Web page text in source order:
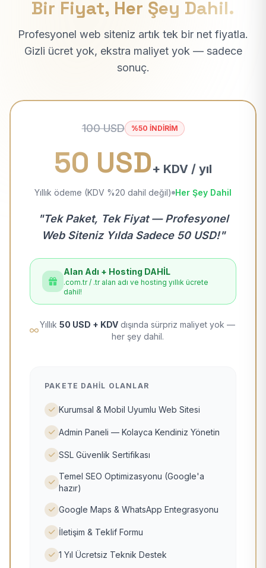
Bir Fiyat, Her Şey Dahil.
Profesyonel web siteniz artık tek bir net fiyatla.
Gizli ücret yok, ekstra maliyet yok — sadece
sonuç.
100 USD %50 İNDİRİM
50 USD+ KDV / yıl
Yıllık ödeme (KDV %20 dahil değil) Her Şey Dahil
"Tek Paket, Tek Fiyat — Profesyonel
Web Siteniz Yılda Sadece 50 USD!"
Alan Adı + Hosting DAHİL
.com.tr / .tr alan adı ve hosting yıllık ücrete
dahil!
Yıllık 50 USD + KDV dışında sürpriz maliyet yok —
her şey dahil.
PAKETE DAHIL OLANLAR
Kurumsal & Mobil Uyumlu Web Sitesi
Admin Paneli — Kolayca Kendiniz Yönetin
SSL Güvenlik Sertifikası
Temel SEO Optimizasyonu (Google'a
hazır)
Google Maps & WhatsApp Entegrasyonu
İletişim & Teklif Formu
1 Yıl Ücretsiz Teknik Destek